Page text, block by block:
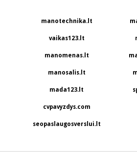
manotechnika.lt
vaikas123.lt
manomenas.lt
manosalis.lt
mada123.lt
cvpavyzdys.com
seopaslaugosverslui.lt